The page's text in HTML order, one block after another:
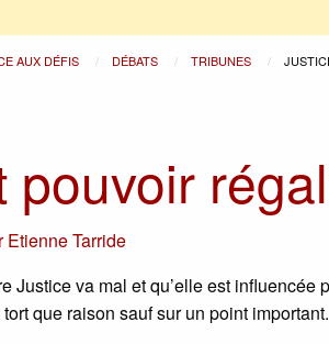
AUX DÉFIS DÉBATS TRIBUNES
pouvoir
Etienne Tarride
Justice va mal et qu’elle est influencée
que raison sauf sur un point important.